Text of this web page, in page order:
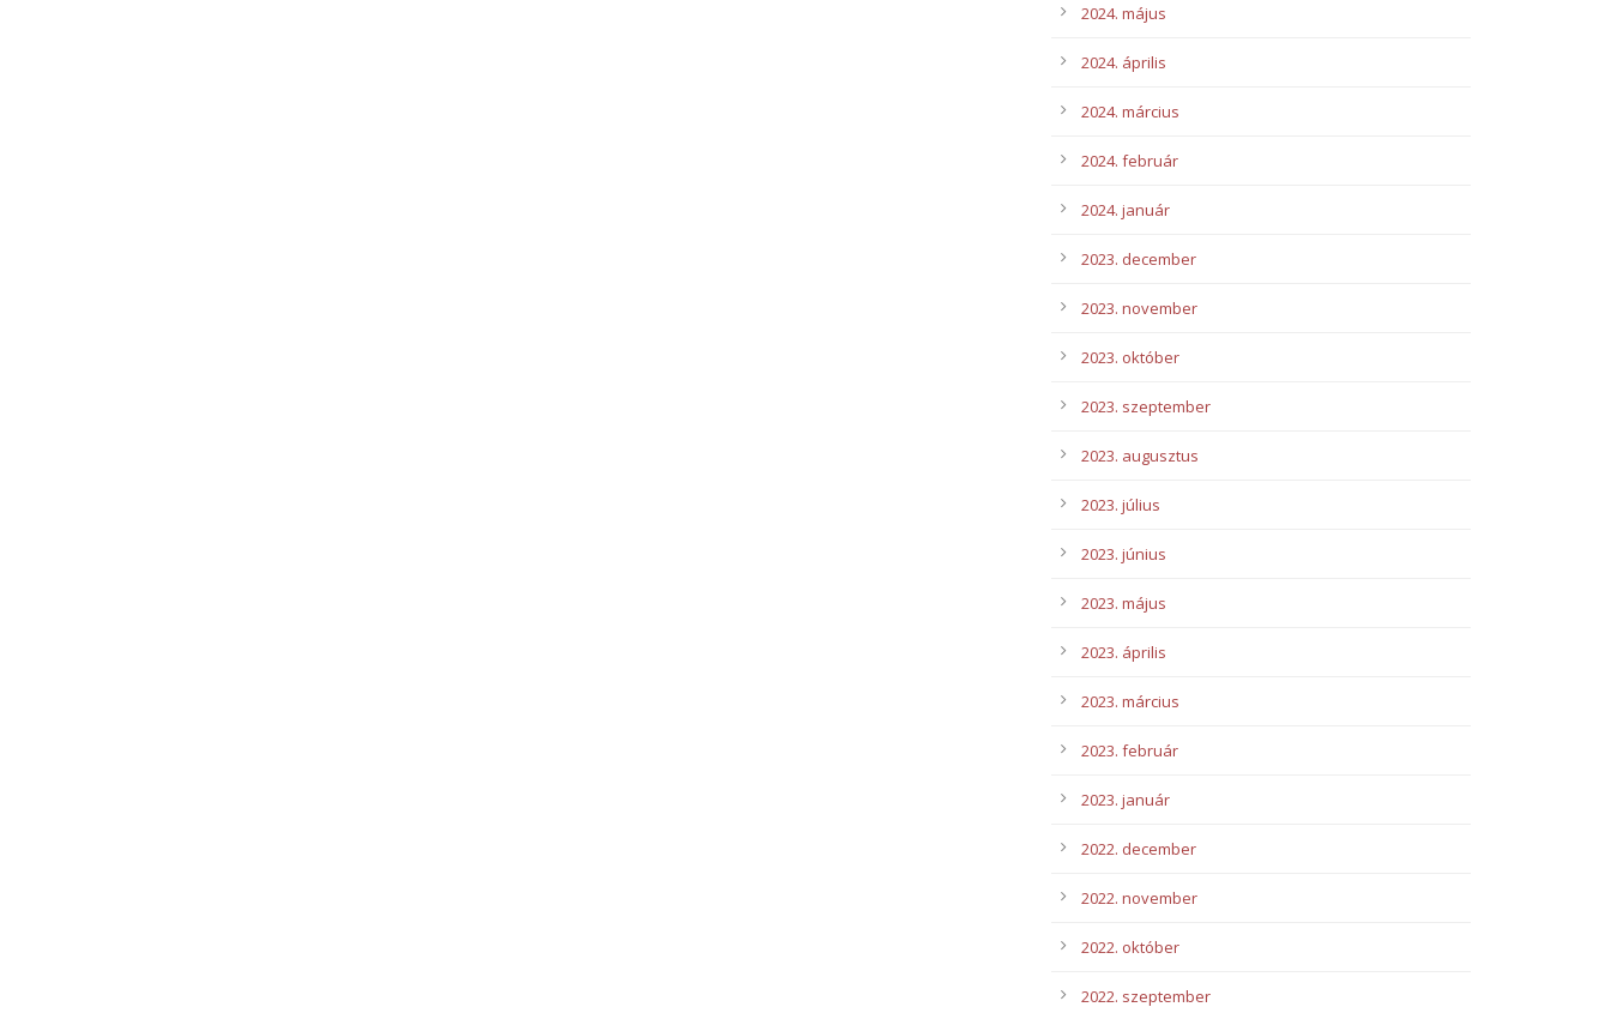
2024. május
2024. április
2024. március
2024. február
2024. január
2023. december
2023. november
2023. október
2023. szeptember
2023. augusztus
2023. július
2023. június
2023. május
2023. április
2023. március
2023. február
2023. január
2022. december
2022. november
2022. október
2022. szeptember